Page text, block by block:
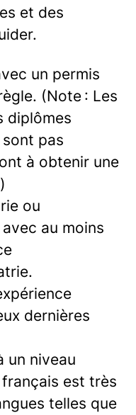
et des
un permis
(Note : Les
diplômes
pas
à obtenir une
ou
au moins
dernières
un niveau
français est très
telles que